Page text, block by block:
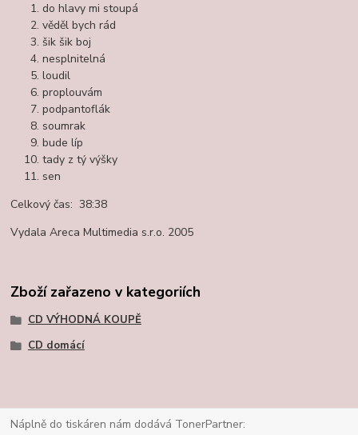
do hlavy mi stoupá
věděl bych rád
šik šik boj
nesplnitelná
loudil
proplouvám
podpantoflák
soumrak
bude líp
tady z tý výšky
sen
Celkový čas: 38:38
Vydala Areca Multimedia s.r.o. 2005
Zboží zařazeno v kategoriích
CD VÝHODNÁ KOUPĚ
CD domácí
Náplně do tiskáren nám dodává TonerPartner: